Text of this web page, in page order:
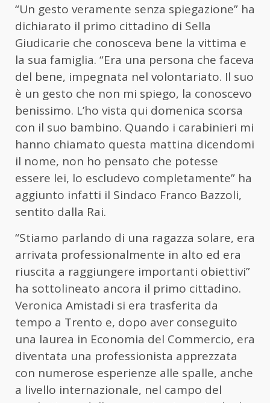
“Un gesto veramente senza spiegazione” ha
dichiarato il primo cittadino di Sella
Giudicarie che conosceva bene la vittima e
la sua famiglia. “Era una persona che faceva
del bene, impegnata nel volontariato. Il suo
è un gesto che non mi spiego, la conoscevo
benissimo. L’ho vista qui domenica scorsa
con il suo bambino. Quando i carabinieri mi
hanno chiamato questa mattina dicendomi
il nome, non ho pensato che potesse
essere lei, lo escludevo completamente” ha
aggiunto infatti il Sindaco Franco Bazzoli,
sentito dalla Rai.
“Stiamo parlando di una ragazza solare, era
arrivata professionalmente in alto ed era
riuscita a raggiungere importanti obiettivi”
ha sottolineato ancora il primo cittadino.
Veronica Amistadi si era trasferita da
tempo a Trento e, dopo aver conseguito
una laurea in Economia del Commercio, era
diventata una professionista apprezzata
con numerose esperienze alle spalle, anche
a livello internazionale, nel campo del